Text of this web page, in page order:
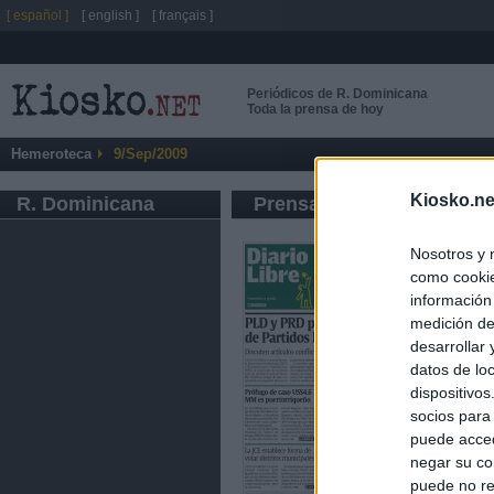
Nosotros y
como
medición
desarrollar
datos de
socios
puede
negar su
puede no
Periódicos de R. Dominicana
Toda la prensa de hoy
Hemeroteca 9/Sep/2009
R. Dominicana Prensa de Información
[ español ] [ english ] [ français ]